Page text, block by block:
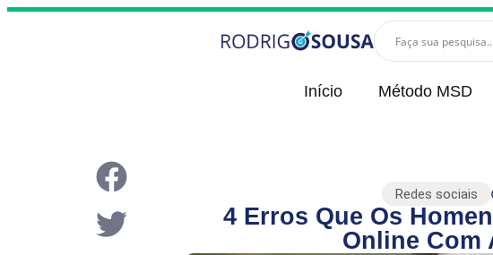
Início Método MSD
Redes sociais
4 Erros Que Os
Online Com